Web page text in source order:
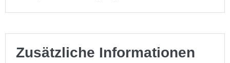
Zusätzliche Informationen